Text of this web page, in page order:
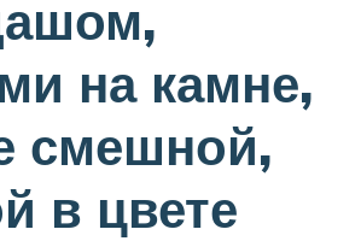
на камне,
смешной,
в цвете